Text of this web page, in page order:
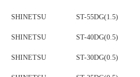
SHINETSU ST-55DG(1.5)
SHINETSU ST-40DG(0.5)
SHINETSU ST-30DG(0.5)